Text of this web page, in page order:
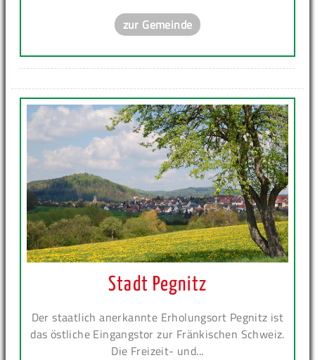
zur Gemeinde
Stadt Pegnitz
Der staatlich anerkannte Erholungsort Pegnitz ist
das östliche Eingangstor zur Fränkischen Schweiz.
Die Freizeit- und...